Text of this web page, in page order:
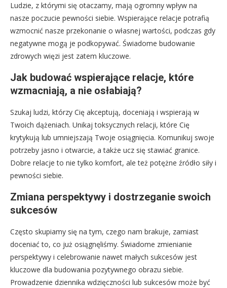
Ludzie, z którymi się otaczamy, mają ogromny wpływ na
nasze poczucie pewności siebie. Wspierające relacje potrafią
wzmocnić nasze przekonanie o własnej wartości, podczas gdy
negatywne mogą je podkopywać. Świadome budowanie
zdrowych więzi jest zatem kluczowe.
Jak budować wspierające relacje, które
wzmacniają, a nie osłabiają?
Szukaj ludzi, którzy Cię akceptują, doceniają i wspierają w
Twoich dążeniach. Unikaj toksycznych relacji, które Cię
krytykują lub umniejszają Twoje osiągnięcia. Komunikuj swoje
potrzeby jasno i otwarcie, a także ucz się stawiać granice.
Dobre relacje to nie tylko komfort, ale też potężne źródło siły i
pewności siebie.
Zmiana perspektywy i dostrzeganie swoich
sukcesów
Często skupiamy się na tym, czego nam brakuje, zamiast
doceniać to, co już osiągnęliśmy. Świadome zmienianie
perspektywy i celebrowanie nawet małych sukcesów jest
kluczowe dla budowania pozytywnego obrazu siebie.
Prowadzenie dziennika wdzięczności lub sukcesów może być